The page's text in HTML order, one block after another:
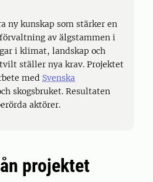
ny kunskap som stärker en
av älgstammen i
i klimat, landskap och
ställer nya krav. Projektet
med Svenska
skogsbruket. Resultaten
aktörer.
projektet